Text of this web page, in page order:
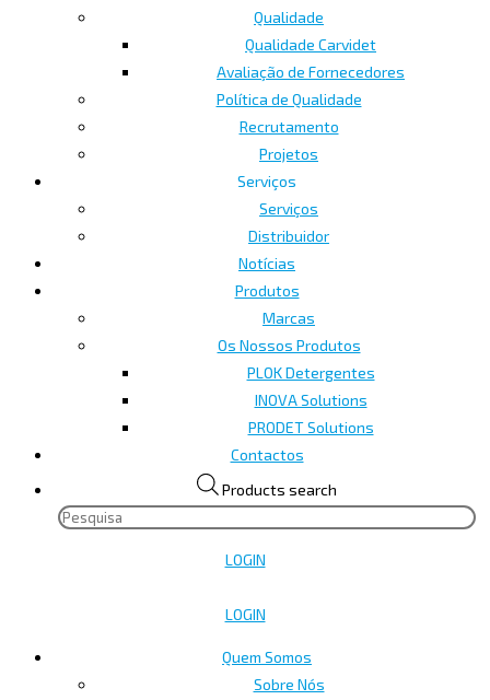
Qualidade
Qualidade Carvidet
Avaliação de Fornecedores
Política de Qualidade
Recrutamento
Projetos
Serviços
Serviços
Distribuidor
Notícias
Produtos
Marcas
Os Nossos Produtos
PLOK Detergentes
INOVA Solutions
PRODET Solutions
Contactos
Products search
LOGIN
LOGIN
Quem Somos
Sobre Nós